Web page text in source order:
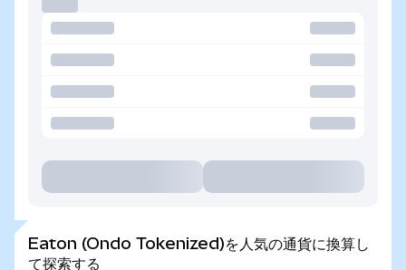
Eaton (Ondo Tokenized)を人気の通貨に換算し
て探索する